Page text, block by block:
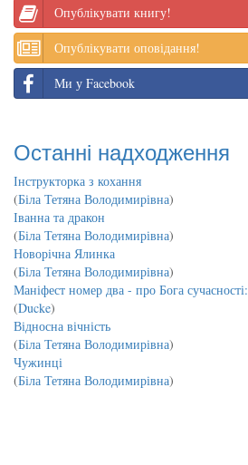
Опублікувати книгу!
Опублікувати оповідання!
Ми у Facebook
Останні надходження
Інструкторка з кохання
(Біла Тетяна Володимирівна)
Іванна та дракон
(Біла Тетяна Володимирівна)
Новорічна Ялинка
(Біла Тетяна Володимирівна)
Маніфест номер два - про Бога сучасності:
(Ducke)
Відносна вічність
(Біла Тетяна Володимирівна)
Чужинці
(Біла Тетяна Володимирівна)